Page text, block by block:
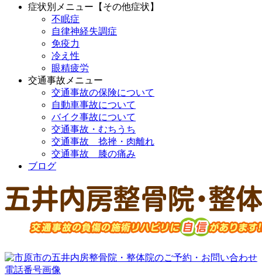
症状別メニュー【その他症状】
不眠症
自律神経失調症
免疫力
冷え性
眼精疲労
交通事故メニュー
交通事故の保険について
自動車事故について
バイク事故について
交通事故・むちうち
交通事故 捻挫・肉離れ
交通事故 膝の痛み
ブログ